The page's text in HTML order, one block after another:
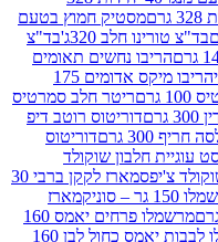
חמוץ בטעם
320ג'
בד"צ
נחשים תאומים
הריבו מיקס אדומים 175
ריטר חלב סמרטיס
רוטב דיפ
דוריטוס
שוקולד
מארז לקקן ברבי 30
מארז
מרשמלו פרחים יאמס 160
מרשמלו לבבות יאמס כחול לבן 160